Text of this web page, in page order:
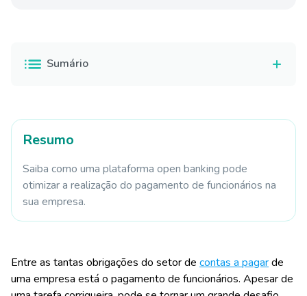
Sumário
Resumo
Saiba como uma plataforma open banking pode
otimizar a realização do pagamento de funcionários na
sua empresa.
Entre as tantas obrigações do setor de contas a pagarde
uma empresa está o pagamento de funcionários. Apesar de